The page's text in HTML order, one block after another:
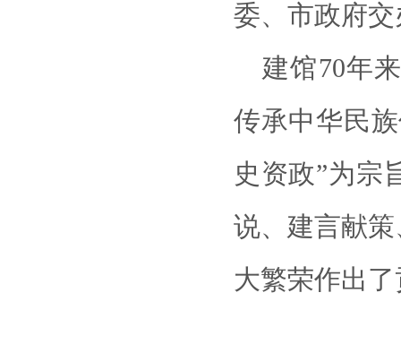
委、市政府
建馆70年
传承中华民
史资政”为宗
说、建言献
大繁荣作出